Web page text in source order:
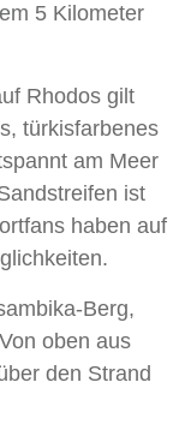
5 Kilometer
Rhodos gilt
türkisfarbenes
am Meer
ist
haben auf
Berg,
oben aus
den Strand